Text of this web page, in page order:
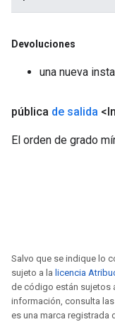
Devoluciones
una nueva
pública de salida
El orden de grado
Salvo que se indique lo
sujeto a la licencia
de código están sujetos
información, consulta las
es una marca registrada